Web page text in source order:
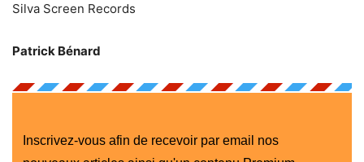
Silva Screen Records
Patrick Bénard
Inscrivez-vous afin de recevoir par email nos